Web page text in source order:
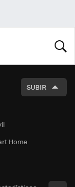
SUBIR
Home